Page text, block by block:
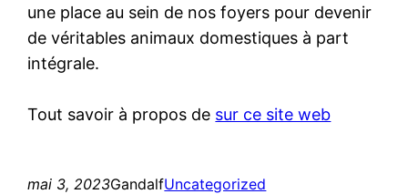
une place au sein de nos foyers pour devenir
de véritables animaux domestiques à part
intégrale.
Tout savoir à propos de sur ce site web
mai 3, 2023GandalfUncategorized